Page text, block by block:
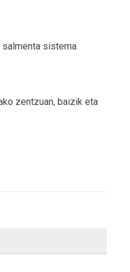
salmenta sistema
zentzuan, baizik eta